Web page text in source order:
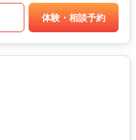
体験・相談予約